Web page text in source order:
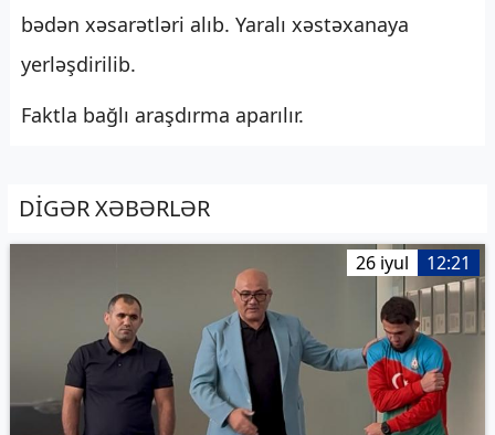
bədən xəsarətləri alıb. Yaralı xəstəxanaya
yerləşdirilib.
Faktla bağlı araşdırma aparılır.
DİGƏR XƏBƏRLƏR
26 iyul 12:21